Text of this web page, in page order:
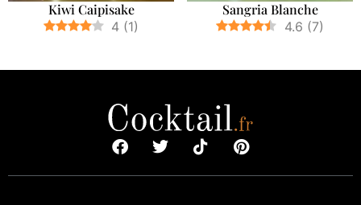
Kiwi Caipisake
4 (1)
Sangria Blanche
4.6 (7)